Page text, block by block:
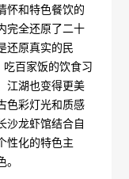
怀和特色餐饮的
完全还原了二十
还原真实的民
吃百家饭的饮食习
江湖也变得更美
色彩灯光和质感
沙龙虾馆结合自
性化的特色主